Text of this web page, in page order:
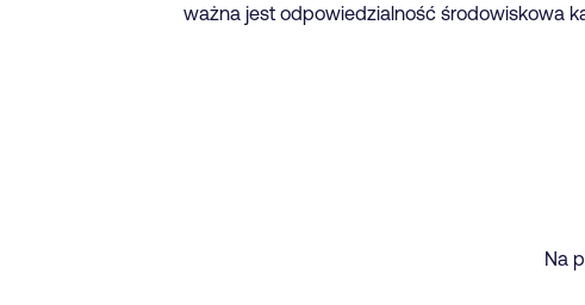
ważna jest odpowiedzialność środowiskowa
Na